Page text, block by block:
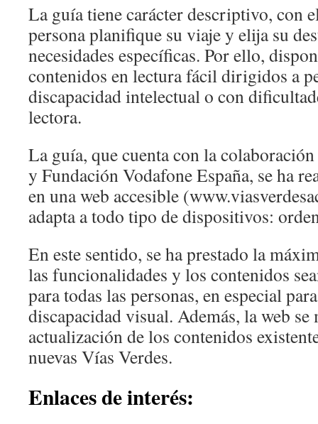
La guía tiene carácter descriptivo, con
persona planifique su viaje y elija su
necesidades específicas. Por ello,
contenidos en lectura fácil dirigidos a
discapacidad intelectual o con
lectora.
La guía, que cuenta con la
y Fundación Vodafone España, se ha
en una web accesible
adapta a todo tipo de dispositivos:
En este sentido, se ha prestado la
las funcionalidades y los contenidos
para todas las personas, en especial
discapacidad visual. Además, la web
actualización de los contenidos
nuevas Vías Verdes.
Enlaces de interés: